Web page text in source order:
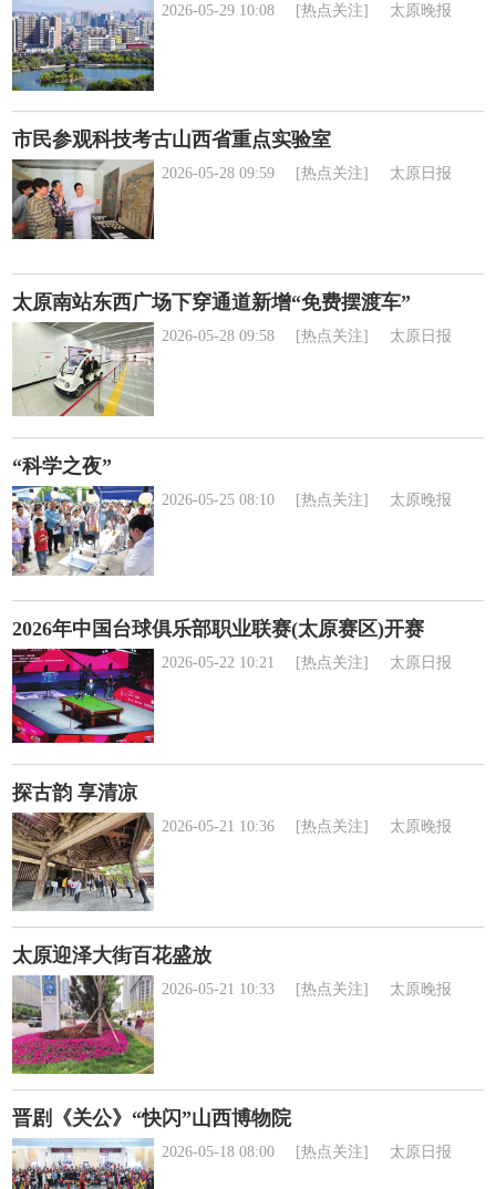
2026-05-29 10:08 [热点关注] 太原晚报
市民参观科技考古山西省重点实验室
2026-05-28 09:59 [热点关注] 太原日报
太原南站东西广场下穿通道新增“免费摆渡车”
2026-05-28 09:58 [热点关注] 太原日报
“科学之夜”
2026-05-25 08:10 [热点关注] 太原晚报
2026年中国台球俱乐部职业联赛(太原赛区)开赛
2026-05-22 10:21 [热点关注] 太原日报
探古韵 享清凉
2026-05-21 10:36 [热点关注] 太原晚报
太原迎泽大街百花盛放
2026-05-21 10:33 [热点关注] 太原晚报
晋剧《关公》“快闪”山西博物院
2026-05-18 08:00 [热点关注] 太原日报